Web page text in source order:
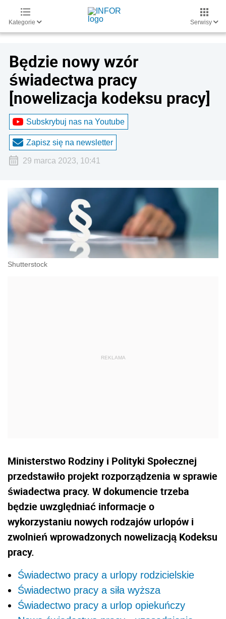
Kategorie Serwisy
Będzie nowy wzór
świadectwa pracy
[nowelizacja kodeksu pracy]
Subskrybuj nas na Youtube
Zapisz się na newsletter
29 marca 2023, 10:41
Shutterstock
Ministerstwo Rodziny i Polityki Społecznej
przedstawiło projekt rozporządzenia w sprawie
świadectwa pracy. W dokumencie trzeba
będzie uwzględniać informacje o
wykorzystaniu nowych rodzajów urlopów i
zwolnień wprowadzonych nowelizacją Kodeksu
pracy.
Świadectwo pracy a urlopy rodzicielskie
Świadectwo pracy a siła wyższa
Świadectwo pracy a urlop opiekuńczy